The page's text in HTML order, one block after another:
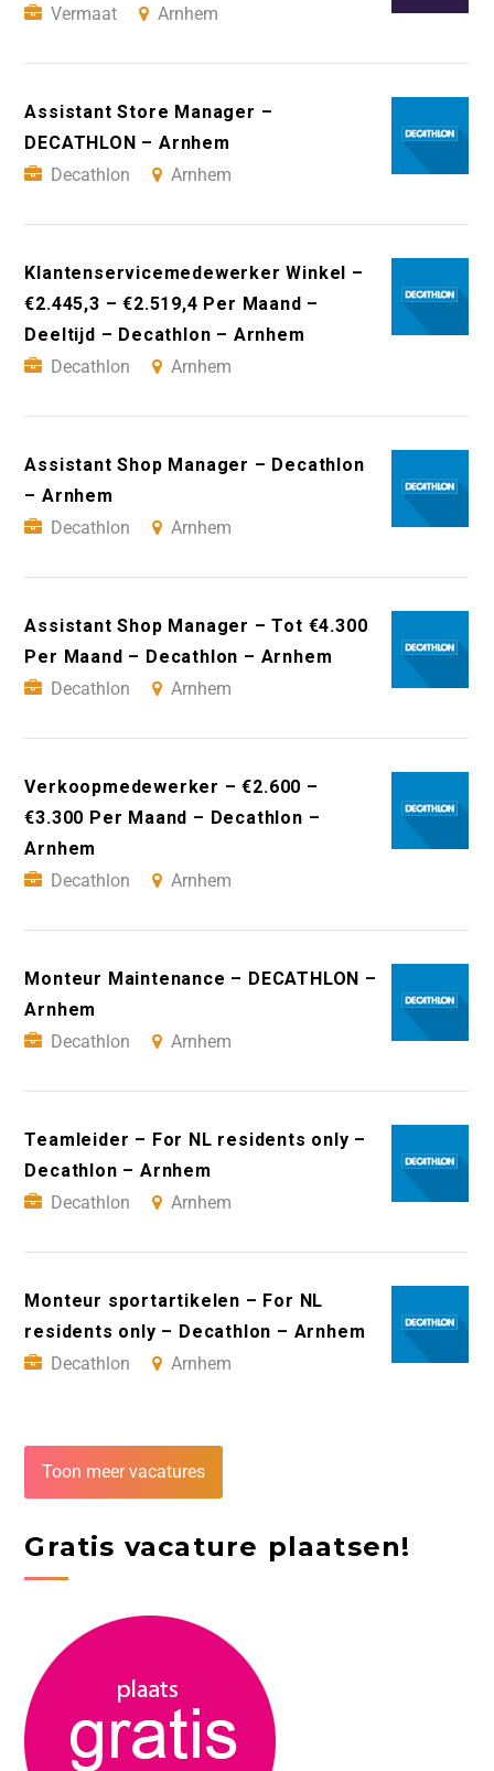
Vermaat
Arnhem
Assistant Store Manager –
DECATHLON – Arnhem
Decathlon
Arnhem
Klantenservicemedewerker Winkel –
€2.445,3 – €2.519,4 Per Maand –
Deeltijd – Decathlon – Arnhem
Decathlon
Arnhem
Assistant Shop Manager – Decathlon
– Arnhem
Decathlon
Arnhem
Assistant Shop Manager – Tot €4.300
Per Maand – Decathlon – Arnhem
Decathlon
Arnhem
Verkoopmedewerker – €2.600 –
€3.300 Per Maand – Decathlon –
Arnhem
Decathlon
Arnhem
Monteur Maintenance – DECATHLON –
Arnhem
Decathlon
Arnhem
Teamleider – For NL residents only –
Decathlon – Arnhem
Decathlon
Arnhem
Monteur sportartikelen – For NL
residents only – Decathlon – Arnhem
Decathlon
Arnhem
Toon meer vacatures
Gratis vacature plaatsen!